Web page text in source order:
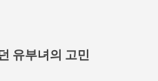
유부녀의 고민